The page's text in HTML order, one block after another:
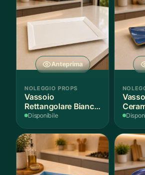
Anteprima
NOLEGGIO PROPS
Vassoio
Rettangolare Bianco
per Scenografie
Disponibile
Bordo